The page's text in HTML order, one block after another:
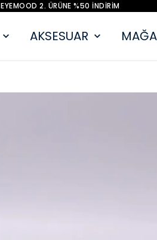
EYEMOOD 2. ÜRÜNE %50 İNDİRİM
AKSESUAR